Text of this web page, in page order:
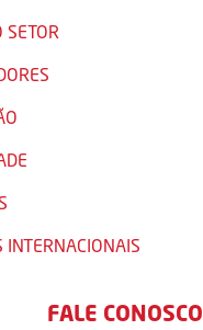
SETOR
INTERNACIONAIS
FALE CONOSCO